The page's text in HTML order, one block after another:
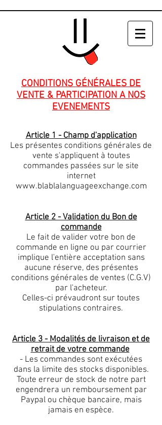
CONDITIONS GÉNÉRALES DE
VENTE & PARTICIPATION A NOS
EVENEMENTS
Article 1 - Champ d'application
Les présentes conditions générales de
vente s'appliquent à toutes
commandes passées sur le site
internet
www.blablalanguageexchange.com
Article 2 - Validation du Bon de
commande
Le fait de valider votre bon de
commande en ligne ou par courrier
implique l'entière acceptation sans
aucune réserve, des présentes
conditions générales de ventes (C.G.V)
par l'acheteur.
Celles-ci prévaudront sur toutes
stipulations contraires.
Article 3 - Modalités de livraison et de
retrait de votre commande
- Les commandes sont exécutées
dans la limite des stocks disponibles.
Toute erreur de stock de notre part
engendrera un remboursement par
Paypal ou chèque bancaire, mais
jamais en espèce.